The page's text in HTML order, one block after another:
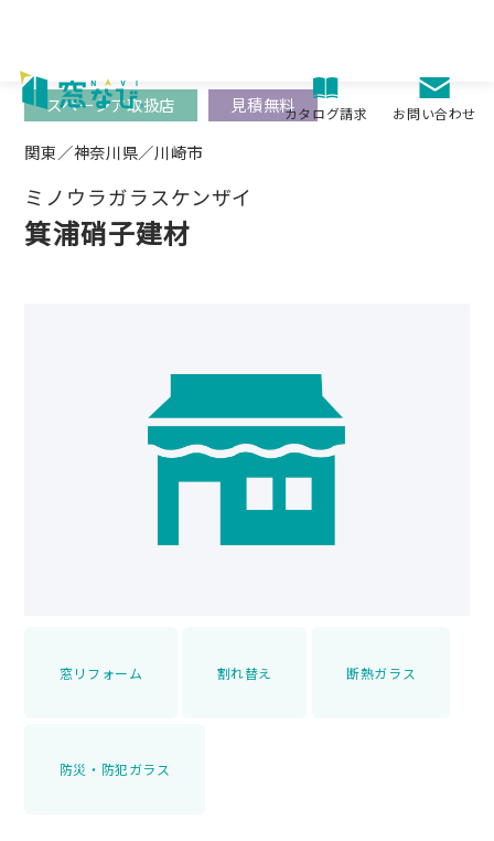
content
カタログ請求 お問い合わせ
関東／神奈川県／川崎市
ミノウラガラスケンザイ
箕浦硝子建材
スペーシア取扱店 見積無料
窓リフォーム 割れ替え 断熱ガラス
防災・防犯ガラス